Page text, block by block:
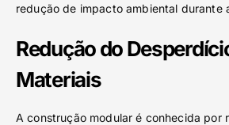
redução de impacto ambiental durante
Redução do
Materiais
A construção modular é conhecida por